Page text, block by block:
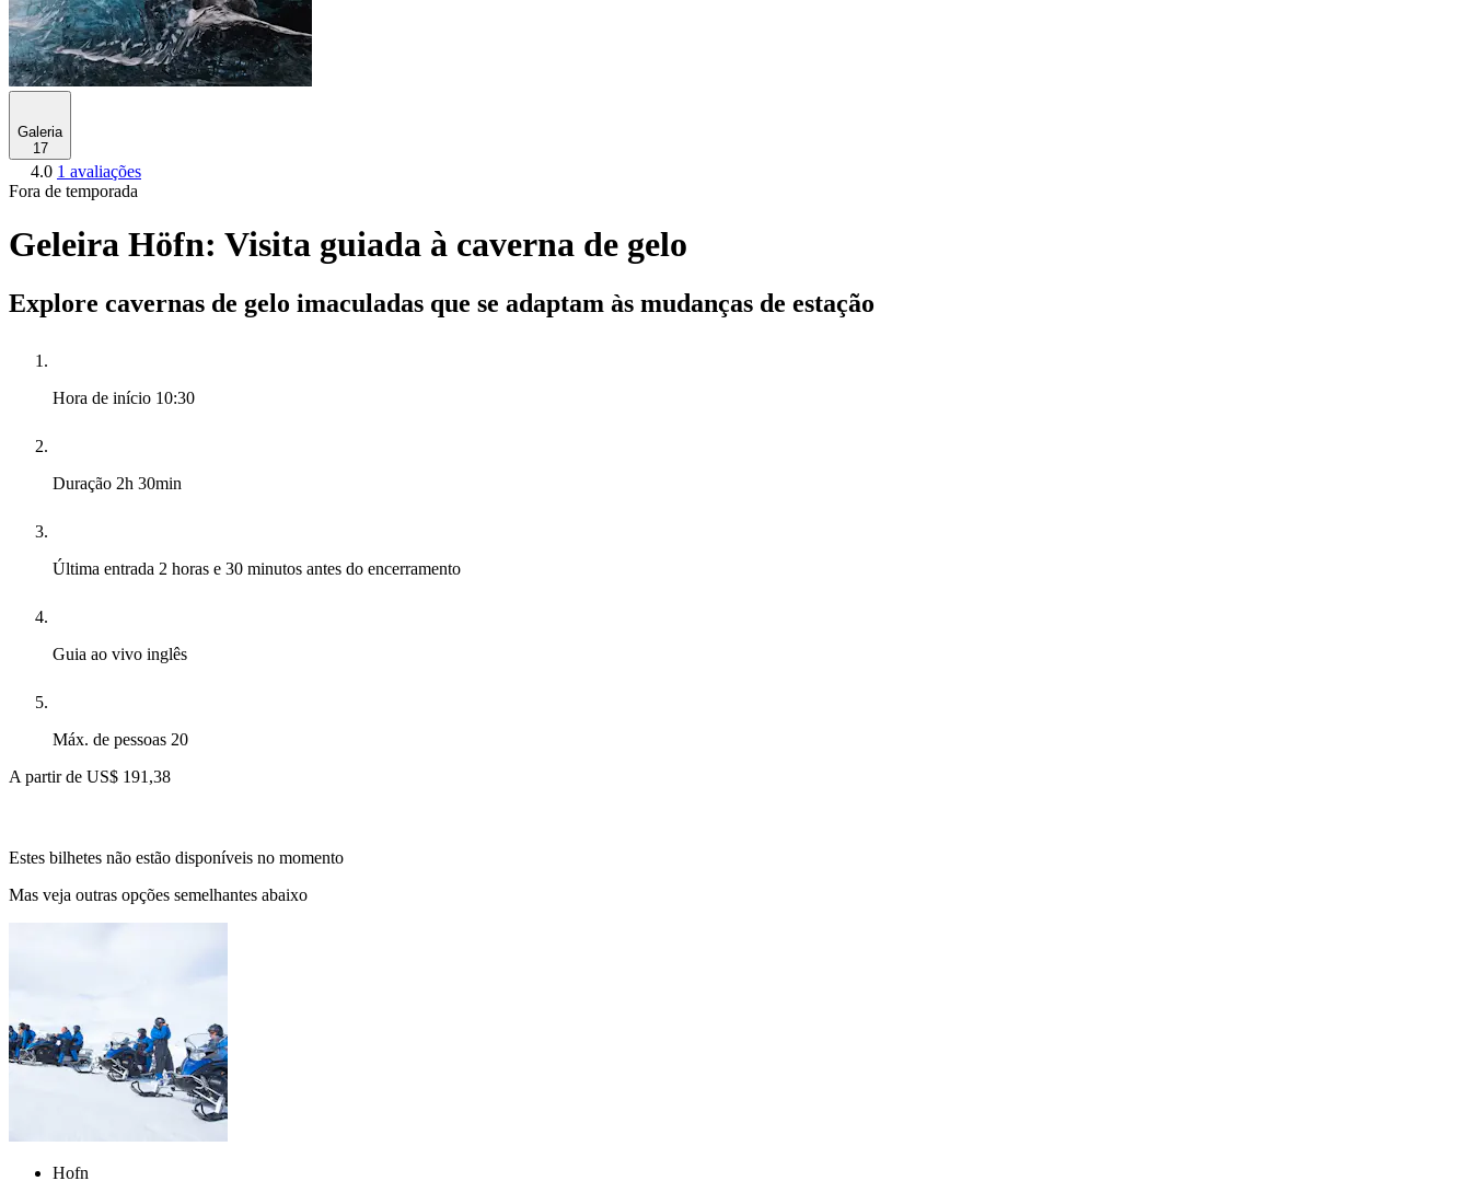
Galeria
17
4.0 1 avaliações
Fora de temporada
Geleira Höfn: Visita guiada à caverna de gelo
Explore cavernas de gelo imaculadas que se adaptam às mudanças de estação
Hora de início 10:30
Duração 2h 30min
Última entrada 2 horas e 30 minutos antes do encerramento
Guia ao vivo inglês
Máx. de pessoas 20
A partir de US$ 191,38
Estes bilhetes não estão disponíveis no momento
Mas veja outras opções semelhantes abaixo
Hofn